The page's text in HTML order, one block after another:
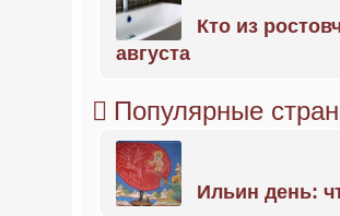
Кто из
августа
Популярные
Ильин день: